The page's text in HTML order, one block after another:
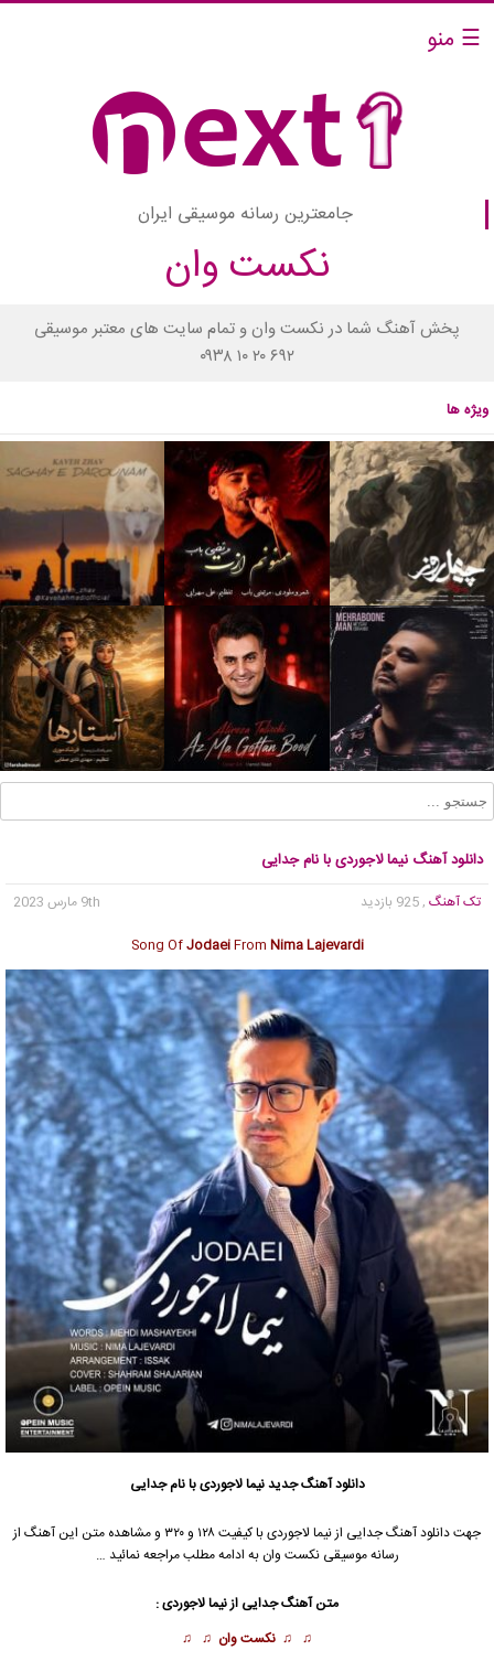
☰ منو
جامعترین رسانه موسیقی ایران
نکست وان
پخش آهنگ شما در نکست وان و تمام سایت های معتبر موسیقی
۰۹۳۸ ۱۰ ۲۰ ۶۹۲
ویژه ها
دانلود آهنگ نیما لاجوردی با نام جدایی
تک آهنگ , 925 بازدید
9th مارس 2023
Song OfJodaeiFrom Nima Lajevardi
دانلود آهنگ جدیدنیما لاجوردی با نام جدایی
جهت دانلود آهنگ جدایی از نیما لاجوردی با کیفیت ۱۲۸ و ۳۲۰ و مشاهده متن این آهنگ از
رسانه موسیقی نکست وان به ادامه مطلب مراجعه نمائید …
متن آهنگ جدایی از نیما لاجوردی :
♫ ♫ نکست وان ♫ ♫